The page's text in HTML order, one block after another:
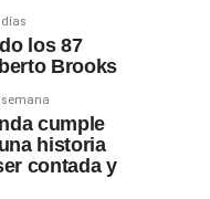
los 87
Brooks
semana
cumple
historia
contada y